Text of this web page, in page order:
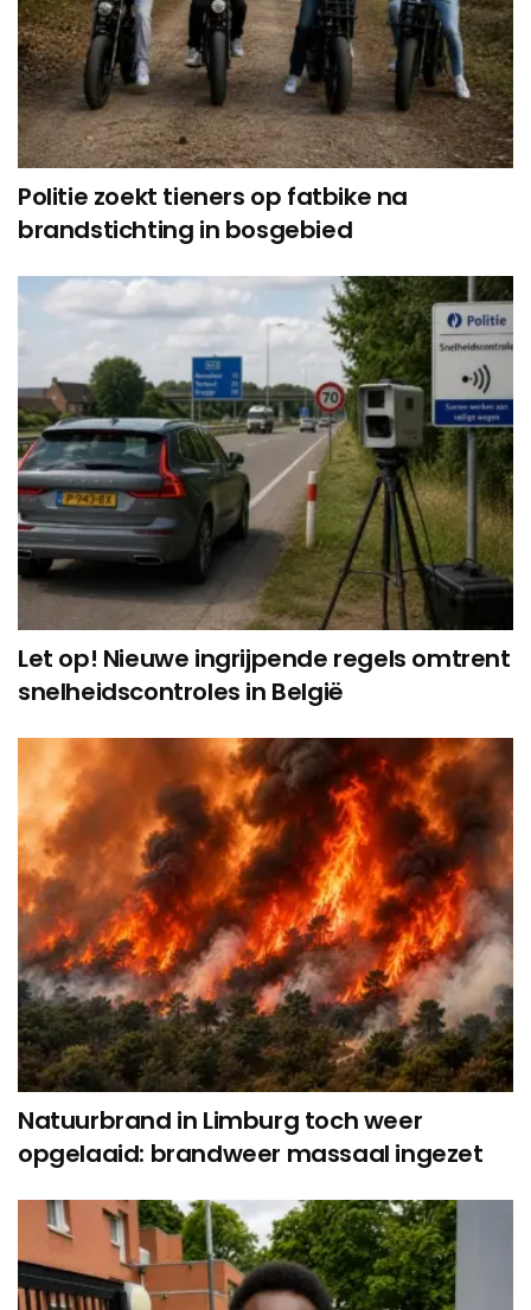
Politie zoekt tieners op fatbike na
brandstichting in bosgebied
Let op! Nieuwe ingrijpende regels omtrent
snelheidscontroles in België
Natuurbrand in Limburg toch weer
opgelaaid: brandweer massaal ingezet